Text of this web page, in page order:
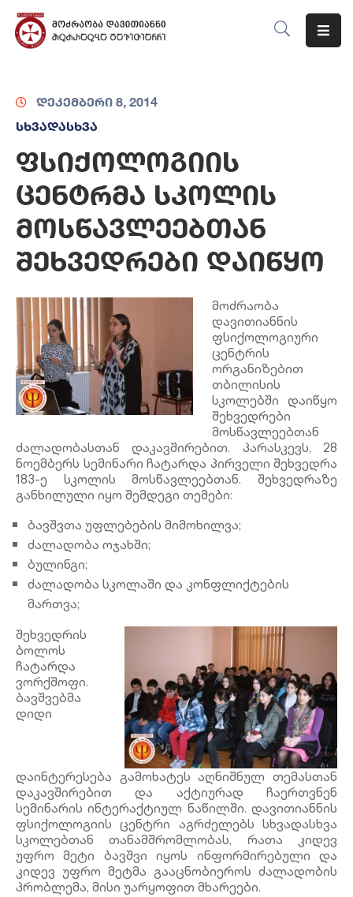
Ჩვენს
Შესახებ
Მიმართულებები
Ღონისძიებები
Ბლოგი
Კონტაქტი
დეკემბერი 8, 2014
სხვადასხვა
ფსიქოლოგიის
ცენტრმა სკოლის
მოსწავლეებთან
შეხვედრები დაიწყო
მოძრაობა
დავითიანნის
ფსიქოლოგიური
ცენტრის
ორგანიზებით
თბილისის
სკოლებში დაიწყო
შეხვედრები
მოსწავლეებთან
ძალადობასთან დაკავშირებით. პარასკევს, 28
ნოემბერს სემინარი ჩატარდა პირველი შეხვედრა
183-ე სკოლის მოსწავლეებთან. შეხვედრაზე
განხილული იყო შემდეგი თემები:
ბავშვთა უფლებების მიმოხილვა;
ძალადობა ოჯახში;
ბულინგი;
ძალადობა სკოლაში და კონფლიქტების
მართვა;
შეხვედრის
ბოლოს
ჩატარდა
ვორქშოფი.
ბავშვებმა
დიდი
დაინტერესება გამოხატეს აღნიშნულ თემასთან
დაკავშირებით და აქტიურად ჩაერთვნენ
სემინარის ინტერაქტიულ ნაწილში. დავითიანნის
ფსიქოლოგიის ცენტრი აგრძელებს სხვადასხვა
სკოლებთან თანამშრომლობას, რათა კიდევ
უფრო მეტი ბავშვი იყოს ინფორმირებული და
კიდევ უფრო მეტმა გააცნობიეროს ძალადობის
პრობლემა, მისი უარყოფით მხარეები.